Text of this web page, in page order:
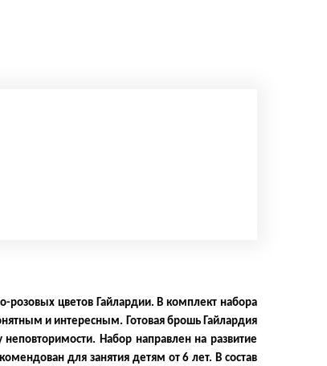
розовых цветов Гайлардии. В комплект набора
и интересным. Готовая брошь Гайлардия
Набор направлен на развитие
для занятия детям от 6 лет. В состав